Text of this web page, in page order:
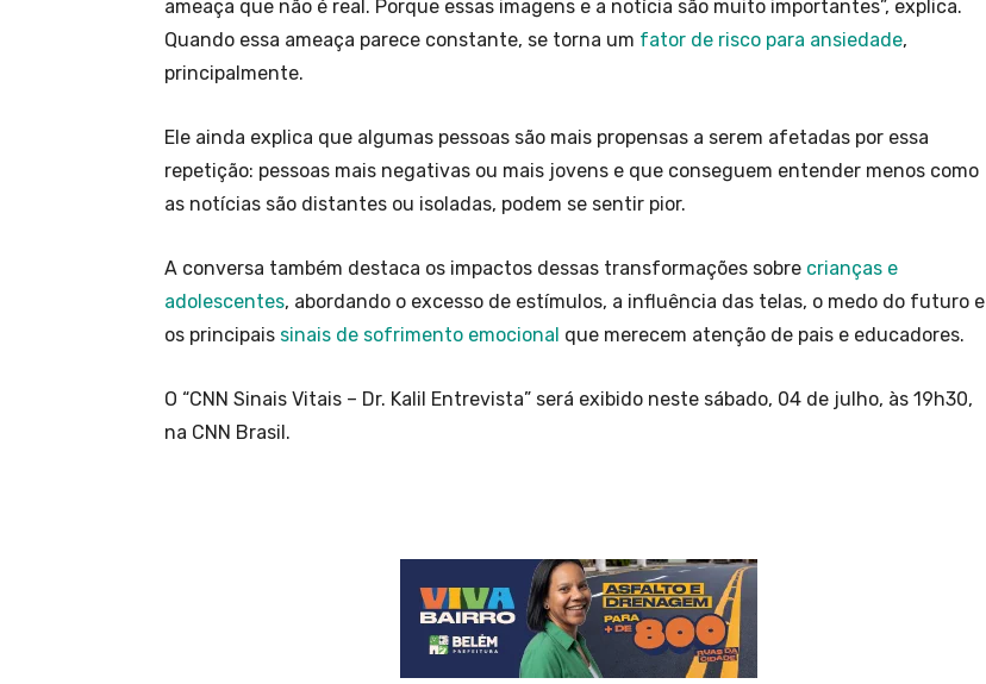
ameaça que não é real. Porque essas imagens e a notícia são muito importantes”, explica.
Quando essa ameaça parece constante, se torna um fator de risco para ansiedade,
principalmente.
Ele ainda explica que algumas pessoas são mais propensas a serem afetadas por essa
repetição: pessoas mais negativas ou mais jovens e que conseguem entender menos como
as notícias são distantes ou isoladas, podem se sentir pior.
A conversa também destaca os impactos dessas transformações sobre crianças e
adolescentes, abordando o excesso de estímulos, a influência das telas, o medo do futuro e
os principais sinais de sofrimento emocional que merecem atenção de pais e educadores.
O “CNN Sinais Vitais – Dr. Kalil Entrevista” será exibido neste sábado, 04 de julho, às 19h30,
na CNN Brasil.